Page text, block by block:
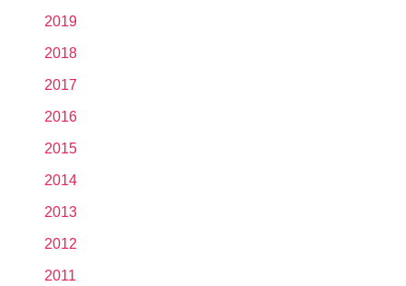
2019
2018
2017
2016
2015
2014
2013
2012
2011